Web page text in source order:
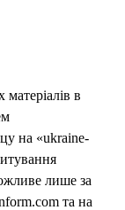
в
на «ukraine-
лише за
та на